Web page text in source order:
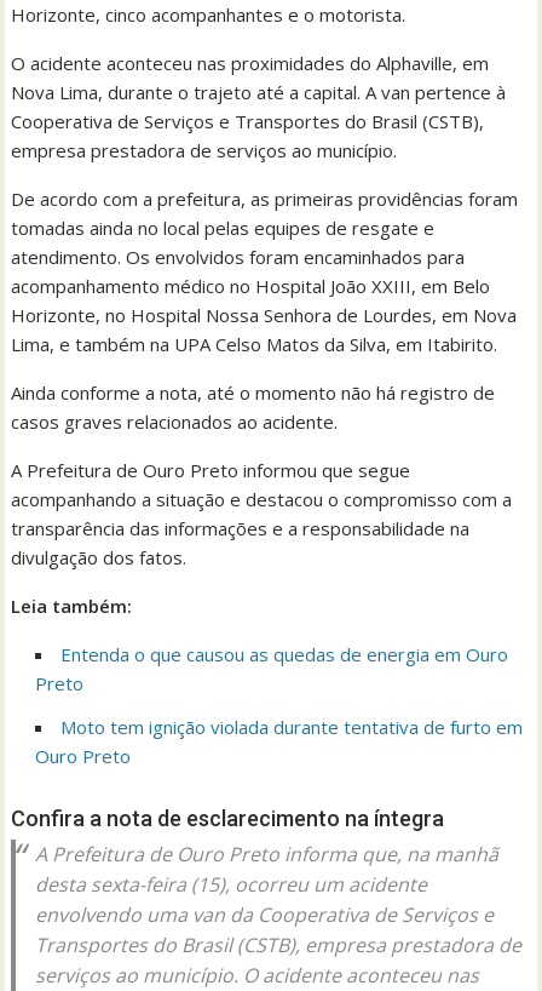
Horizonte, cinco acompanhantes e o motorista.
O acidente aconteceu nas proximidades do Alphaville, em
Nova Lima, durante o trajeto até a capital. A van pertence à
Cooperativa de Serviços e Transportes do Brasil (CSTB),
empresa prestadora de serviços ao município.
De acordo com a prefeitura, as primeiras providências foram
tomadas ainda no local pelas equipes de resgate e
atendimento. Os envolvidos foram encaminhados para
acompanhamento médico no Hospital João XXIII, em Belo
Horizonte, no Hospital Nossa Senhora de Lourdes, em Nova
Lima, e também na UPA Celso Matos da Silva, em Itabirito.
Ainda conforme a nota, até o momento não há registro de
casos graves relacionados ao acidente.
A Prefeitura de Ouro Preto informou que segue
acompanhando a situação e destacou o compromisso com a
transparência das informações e a responsabilidade na
divulgação dos fatos.
Leia também:
Entenda o que causou as quedas de energia em Ouro
Preto
Moto tem ignição violada durante tentativa de furto em
Ouro Preto
Confira a nota de esclarecimento na íntegra
A Prefeitura de Ouro Preto informa que, na manhã
desta sexta-feira (15), ocorreu um acidente
envolvendo uma van da Cooperativa de Serviços e
Transportes do Brasil (CSTB), empresa prestadora de
serviços ao município. O acidente aconteceu nas